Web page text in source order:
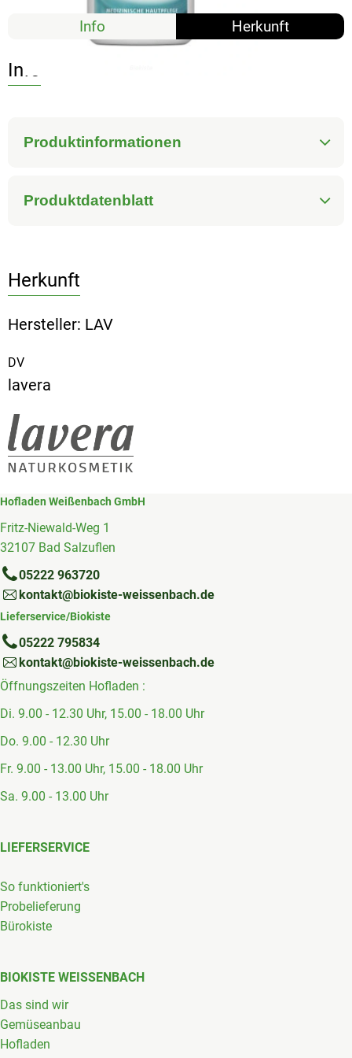
Info Herkunft
Info
Produktinformationen
Produktdatenblatt
Herkunft
Hersteller: LAV
DV
lavera
Hofladen Weißenbach GmbH
Fritz-Niewald-Weg 1
32107 Bad Salzuflen
05222 963720
kontakt@biokiste-weissenbach.de
Lieferservice/Biokiste
05222 795834
kontakt@biokiste-weissenbach.de
Öffnungszeiten Hofladen :
Di. 9.00 - 12.30 Uhr, 15.00 - 18.00 Uhr
Do. 9.00 - 12.30 Uhr
Fr. 9.00 - 13.00 Uhr, 15.00 - 18.00 Uhr
Sa. 9.00 - 13.00 Uhr
LIEFERSERVICE
So funktioniert's
Probelieferung
Bürokiste
BIOKISTE WEISSENBACH
Das sind wir
Gemüseanbau
Hofladen